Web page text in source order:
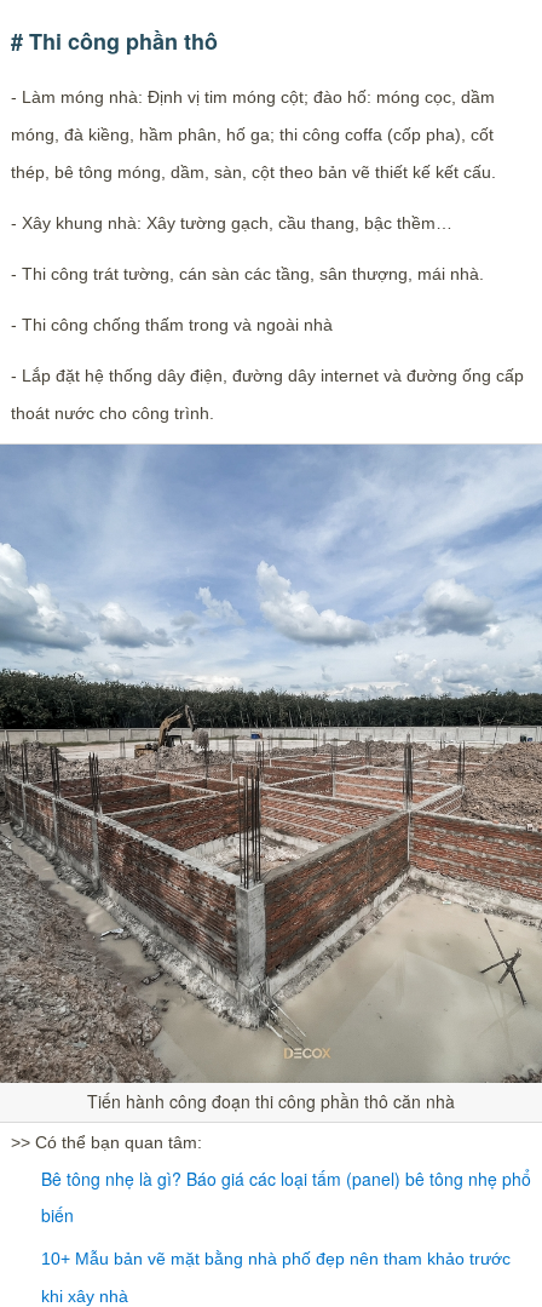
# Thi công phần thô
- Làm móng nhà: Định vị tim móng cột; đào hố: móng cọc, dầm
móng, đà kiềng, hầm phân, hố ga; thi công coffa (cốp pha), cốt
thép, bê tông móng, dầm, sàn, cột theo bản vẽ thiết kế kết cấu.
- Xây khung nhà: Xây tường gạch, cầu thang, bậc thềm…
- Thi công trát tường, cán sàn các tầng, sân thượng, mái nhà.
- Thi công chống thấm trong và ngoài nhà
- Lắp đặt hệ thống dây điện, đường dây internet và đường ống cấp
thoát nước cho công trình.
Tiến hành công đoạn thi công phần thô căn nhà
>> Có thể bạn quan tâm:
Bê tông nhẹ là gì? Báo giá các loại tấm (panel) bê tông nhẹ phổ
biến
10+ Mẫu bản vẽ mặt bằng nhà phố đẹp nên tham khảo trước
khi xây nhà